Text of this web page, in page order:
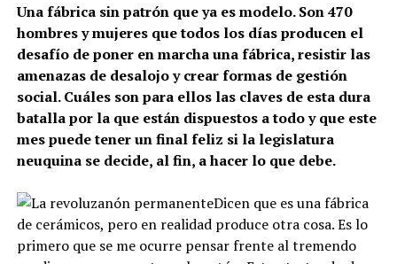
Una fábrica sin patrón que ya es modelo. Son 470
hombres y mujeres que todos los días producen el
desafío de poner en marcha una fábrica, resistir las
amenazas de desalojo y crear formas de gestión
social. Cuáles son para ellos las claves de esta dura
batalla por la que están dispuestos a todo y que este
mes puede tener un final feliz si la legislatura
neuquina se decide, al fin, a hacer lo que debe.
Dicen que es una fábrica
de cerámicos, pero en realidad produce otra cosa. Es lo
primero que se me ocurre pensar frente al tremendo